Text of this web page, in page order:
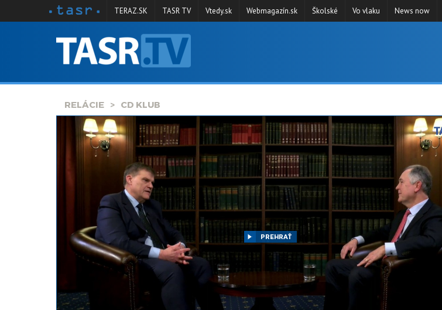
SPRAVODAJSTVO
TERAZ.SK TASR TV Vtedy.sk Webmagazín.sk Školské Vo vlaku News now
RELÁCIE CD KLUB
PREHRAŤ